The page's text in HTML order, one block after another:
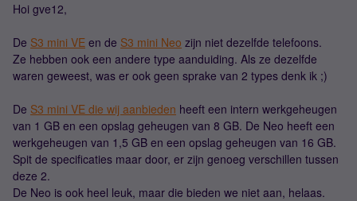
Hoi gve12,
De S3 mini VE en de S3 mini Neo zijn niet dezelfde telefoons.
Ze hebben ook een andere type aanduiding. Als ze dezelfde
waren geweest, was er ook geen sprake van 2 types denk ik ;)
De S3 mini VE die wij aanbieden heeft een intern werkgeheugen
van 1 GB en een opslag geheugen van 8 GB. De Neo heeft een
werkgeheugen van 1,5 GB en een opslag geheugen van 16 GB.
Spit de specificaties maar door, er zijn genoeg verschillen tussen
deze 2.
De Neo is ook heel leuk, maar die bieden we niet aan, helaas.